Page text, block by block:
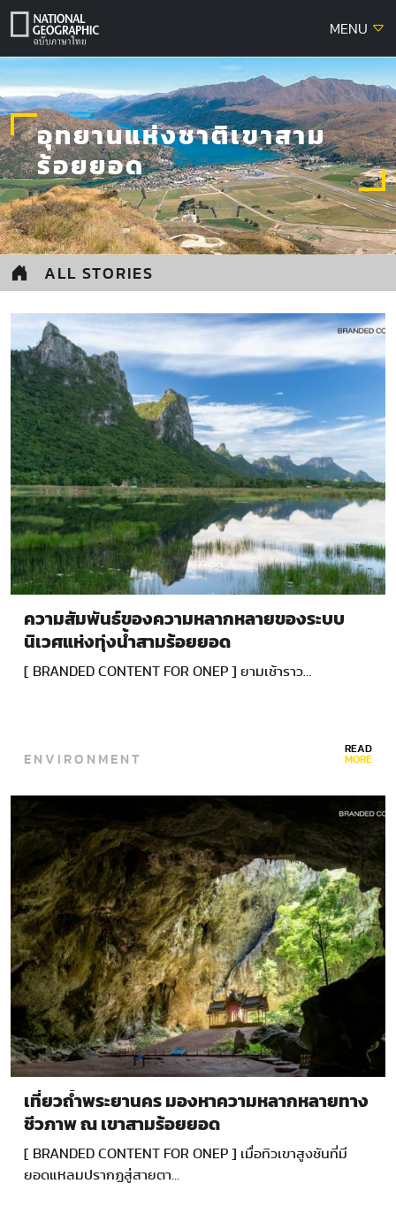
Skip
MENU
อุทยานแห่งชาติเขาสาม
ร้อยยอด
ALL STORIES
ความสัมพันธ์ของความหลากหลายของระบบ
นิเวศแห่งทุ่งน้ำสามร้อยยอด
[ BRANDED CONTENT FOR ONEP ] ยามเช้าราว…
ENVIRONMENT READ
MORE
เที่ยวถ้ำพระยานคร มองหาความหลากหลายทาง
ชีวภาพ ณ เขาสามร้อยยอด
[ BRANDED CONTENT FOR ONEP ] เมื่อทิวเขาสูงชันที่มี
ยอดแหลมปรากฏสู่สายตา…